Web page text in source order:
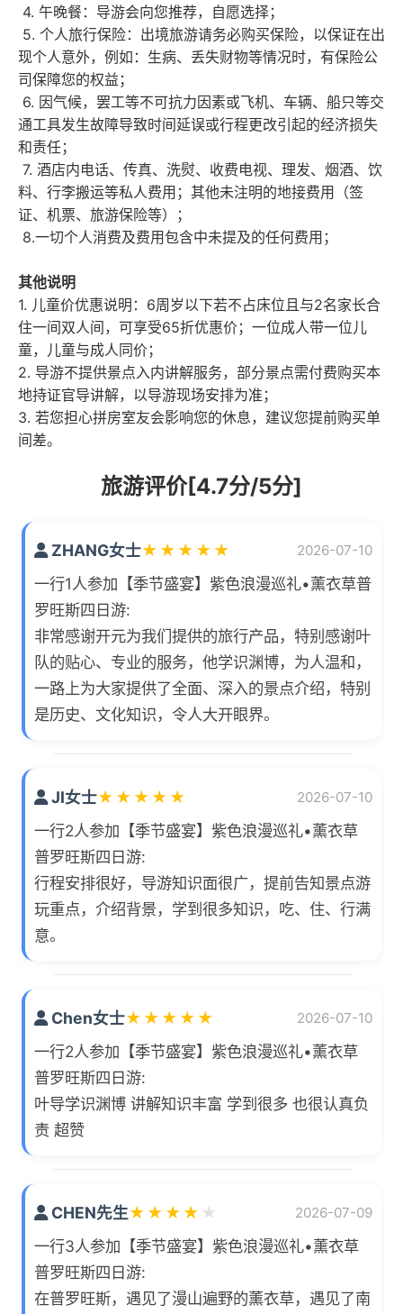
4. 午晚餐：导游会向您推荐，自愿选择；
5. 个人旅行保险：出境旅游请务必购买保险，以保证在出
现个人意外，例如：生病、丢失财物等情况时，有保险公
司保障您的权益；
6. 因气候，罢工等不可抗力因素或飞机、车辆、船只等交
通工具发生故障导致时间延误或行程更改引起的经济损失
和责任；
7. 酒店内电话、传真、洗熨、收费电视、理发、烟酒、饮
料、行李搬运等私人费用；其他未注明的地接费用（签
证、机票、旅游保险等）；
8.一切个人消费及费用包含中未提及的任何费用；
其他说明
1. 儿童价优惠说明：6周岁以下若不占床位且与2名家长合
住一间双人间，可享受65折优惠价；一位成人带一位儿
童，儿童与成人同价；
2. 导游不提供景点入内讲解服务，部分景点需付费购买本
地持证官导讲解，以导游现场安排为准；
3. 若您担心拼房室友会影响您的休息，建议您提前购买单
间差。
旅游评价[4.7分/5分]
ZHANG女士★ ★ ★ ★ ★ 2026-07-10
一行1人参加【季节盛宴】紫色浪漫巡礼•薰衣草普
罗旺斯四日游:
非常感谢开元为我们提供的旅行产品，特别感谢叶
队的贴心、专业的服务，他学识渊博，为人温和，
一路上为大家提供了全面、深入的景点介绍，特别
是历史、文化知识，令人大开眼界。
JI女士★ ★ ★ ★ ★ 2026-07-10
一行2人参加【季节盛宴】紫色浪漫巡礼•薰衣草
普罗旺斯四日游:
行程安排很好，导游知识面很广，提前告知景点游
玩重点，介绍背景，学到很多知识，吃、住、行满
意。
Chen女士★ ★ ★ ★ ★ 2026-07-10
一行2人参加【季节盛宴】紫色浪漫巡礼•薰衣草
普罗旺斯四日游:
叶导学识渊博 讲解知识丰富 学到很多 也很认真负
责 超赞
CHEN先生★ ★ ★ ★ ★ 2026-07-09
一行3人参加【季节盛宴】紫色浪漫巡礼•薰衣草
普罗旺斯四日游:
在普罗旺斯，遇见了漫山遍野的薰衣草，遇见了南